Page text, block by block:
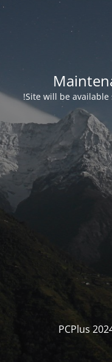
Site will be available